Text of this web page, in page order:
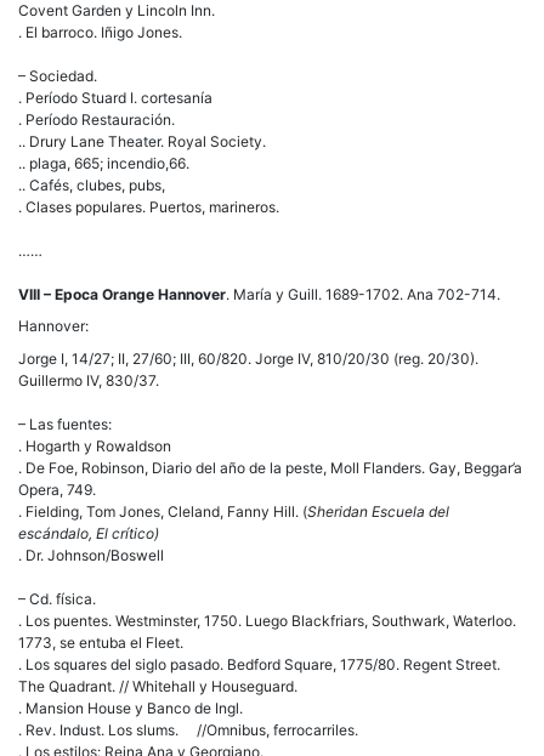
Covent Garden y Lincoln Inn.
. El barroco. Iñigo Jones.
– Sociedad.
. Período Stuard I. cortesanía
. Período Restauración.
.. Drury Lane Theater. Royal Society.
.. plaga, 665; incendio,66.
.. Cafés, clubes, pubs,
. Clases populares. Puertos, marineros.
……
VIII – Epoca Orange Hannover. María y Guill. 1689-1702. Ana 702-714.
Hannover:
Jorge I, 14/27; II, 27/60; III, 60/820. Jorge IV, 810/20/30 (reg. 20/30).
Guillermo IV, 830/37.
– Las fuentes:
. Hogarth y Rowaldson
. De Foe, Robinson, Diario del año de la peste, Moll Flanders. Gay, Beggar’a
Opera, 749.
. Fielding, Tom Jones, Cleland, Fanny Hill. (Sheridan Escuela del
escándalo, El crítico)
. Dr. Johnson/Boswell
– Cd. física.
. Los puentes. Westminster, 1750. Luego Blackfriars, Southwark, Waterloo.
1773, se entuba el Fleet.
. Los squares del siglo pasado. Bedford Square, 1775/80. Regent Street.
The Quadrant. // Whitehall y Houseguard.
. Mansion House y Banco de Ingl.
. Rev. Indust. Los slums. //Omnibus, ferrocarriles.
. Los estilos: Reina Ana y Georgiano.